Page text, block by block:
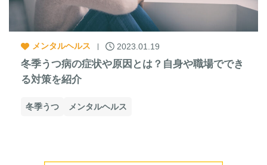
メンタルヘルス 2023.01.19
冬季うつ病の症状や原因とは？自身や職場ででき
る対策を紹介
冬季うつ メンタルヘルス